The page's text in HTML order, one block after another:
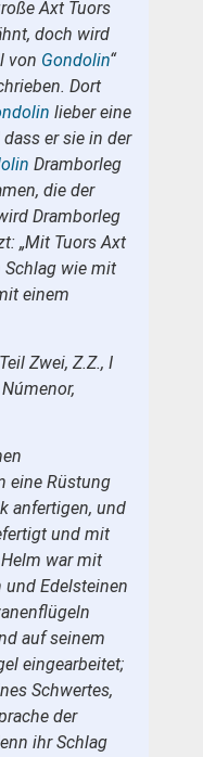
Axt Tuors
doch wird
von Gondolin“
Dort
lieber eine
er sie in der
Dramborleg
die der
Dramborleg
„Mit Tuors Axt
Schlag wie mit
einem
Zwei, Z.Z., I
eine Rüstung
anfertigen, und
und mit
war mit
und Edelsteinen
auf seinem
eingearbeitet;
Schwertes,
der
ihr Schlag